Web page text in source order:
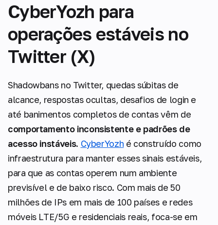
CyberYozh para
operações estáveis no
Twitter (X)
Shadowbans no Twitter, quedas súbitas de
alcance, respostas ocultas, desafios de login e
até banimentos completos de contas vêm de
comportamento inconsistente e padrões de
acesso instáveis. CyberYozh é construído como
infraestrutura para manter esses sinais estáveis,
para que as contas operem num ambiente
previsível e de baixo risco. Com mais de 50
milhões de IPs em mais de 100 países e redes
móveis LTE/5G e residenciais reais, foca-se em